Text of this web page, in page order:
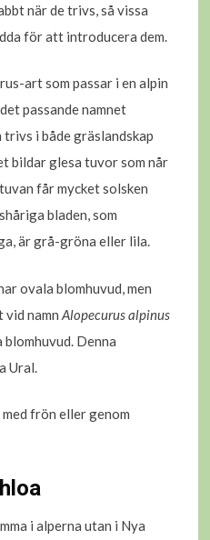
när de trivs, så vissa
för att introducera dem.
art som passar i en alpin
passande namnet
trivs i både gräslandskap
bildar glesa tuvor som når
får mycket solsken
bladen, som
är grå-gröna eller lila.
ovala blomhuvud, men
vid namnAlopecurus alpinus
Denna
Ural.
frön eller genom
i alperna utan i Nya